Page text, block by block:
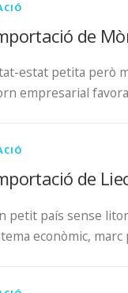
de
estat petita però
empresarial
de
petit país sense
econòmic,